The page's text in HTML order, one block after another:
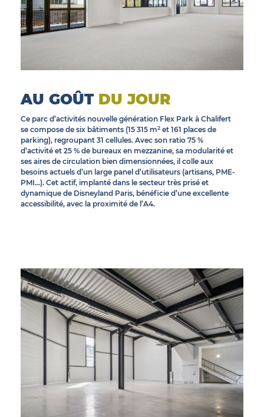
AU GOÛT DU JOUR
Ce parc d’activités nouvelle génération Flex Park à Chalifert
se compose de six bâtiments (15 315 m2 et 161 places de
parking), regroupant 31 cellules. Avec son ratio 75 %
d’activité et 25 % de bureaux en mezzanine, sa modularité et
ses aires de circulation bien dimensionnées, il colle aux
besoins actuels d’un large panel d’utilisateurs (artisans, PME-
PMI…). Cet actif, implanté dans le secteur très prisé et
dynamique de Disneyland Paris, bénéficie d’une excellente
accessibilité, avec la proximité de l’A4.